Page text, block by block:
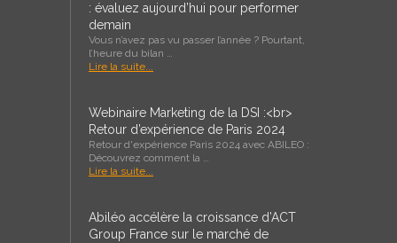
: évaluez aujourd’hui pour performer
demain
Vous n’avez pas vu passer l’année ? Pourtant,
l’heure du bilan …
Lire la suite...
Webinaire Marketing de la DSI :<br>
Retour d’expérience de Paris 2024
Retour d'expérience Paris 2024 avec ABILEO :
Découvrez comment la …
Lire la suite...
Abiléo accélère la croissance d’ACT
Group France sur le marché de